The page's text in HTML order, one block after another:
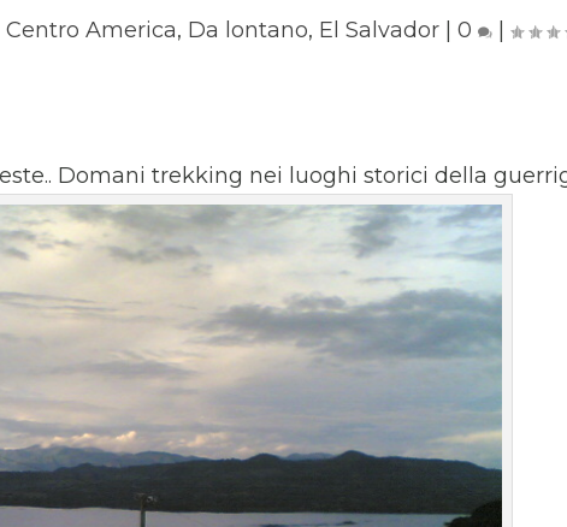
|Centro America, Da lontano, El Salvador |0 |
Domani trekking nei luoghi storici della